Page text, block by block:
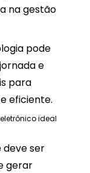
na gestão
pode
e
para
eficiente.
ideal
ser
gerar